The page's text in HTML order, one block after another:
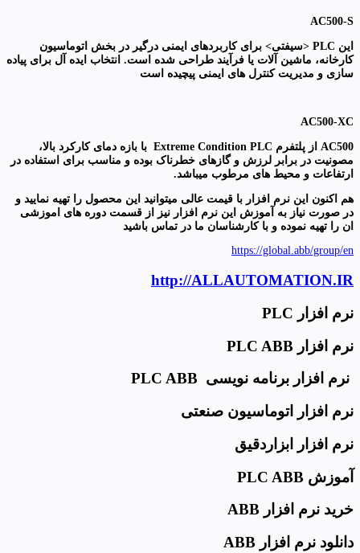
AC500-S
این PLC <سیفتی>
برای کاربردهای ایمنی درگیر در بخش اتوماسیون
کارخانه، ماشین آلات یا فرآیند طراحی شده است. انتخاب ایده آل برای پیاده
سازی و مدیریت کنترل های ایمنی پیچیده است
AC500-XC
Extreme Condition PLC از پلتفرم AC500
با بازه دمای کارکرد بالا،
مصونیت در برابر لرزش و گازهای خطرناک بوده و مناسب برای استفاده در
ارتفاعات و محیط های مرطوب میباشد.
هم اکنون این نرم افزار با قیمت عالی میتوانید این محصول را تهیه نمایید و
در صورت نیاز به آموزش این نرم افزار نیز از قسمت دوره های اموزشی
ان را تهیه نموده و با کارشناسان ما در تماس باشید
https://global.abb/group/en
http://ALLAUTOMATION.IR
نرم افزار PLC
نرم افزار PLC ABB
نرم افزار برنامه نویسی PLC ABB
نرم افزار اتوماسیون صنعتی
نرم افزار ابزاردقیق
آموزش PLC ABB
خرید نرم افزار ABB
دانلود نرم افزار ABB